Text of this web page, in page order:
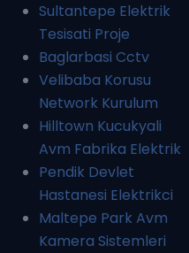
Sultantepe Elektrik
Tesisati Proje
Baglarbasi Cctv
Velibaba Korusu
Network Kurulum
Hilltown Kucukyali
Avm Fabrika Elektrik
Pendik Devlet
Hastanesi Elektrikci
Maltepe Park Avm
Kamera Sistemleri